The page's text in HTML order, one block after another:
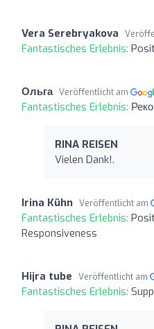
Vera Serebryakova
Fantastisches Erlebnis:
Ольга Veröffentlicht am
Fantastisches Erlebnis:
RINA REISEN
Vielen Dank!.
Irina Kühn Veröffentlicht am
Fantastisches Erlebnis:
Responsiveness
Hijra tube Veröffentlicht am
Fantastisches Erlebnis: